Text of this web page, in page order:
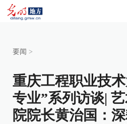
要闻 >
重庆工程职业技
专业”系列访谈|
院院长黄治国：